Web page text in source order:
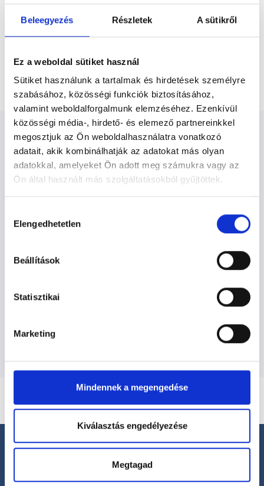
Beleegyezés Részletek A sütikről
Ez a weboldal sütiket használ
Sütiket használunk a tartalmak és hirdetések személyre
szabásához, közösségi funkciók biztosításához,
valamint weboldalforgalmunk elemzéséhez. Ezenkívül
közösségi média-, hirdető- és elemező partnereinkkel
megosztjuk az Ön weboldalhasználatra vonatkozó
adatait, akik kombinálhatják az adatokat más olyan
adatokkal, amelyeket Ön adott meg számukra vagy az
Ön által használt más szolgáltatásokból gyűjtöttek.
szabályzat:https://foglaljorvost.hu/info/foglaljorvost-
kiválasztása
Elengedhetetlen
Beállítások
Statisztikai
Marketing
Mindennek a megengedése
Kiválasztás engedélyezése
Megtagad
Főoldal
gyógyszer-készítmény, ismert páciens esetén,
vizsgálat nélkül)
Bőrgyógyász Debrecen -
Bőrgyógyászat
KAPCSOLÓDÓ SZAKTERÜLETEK